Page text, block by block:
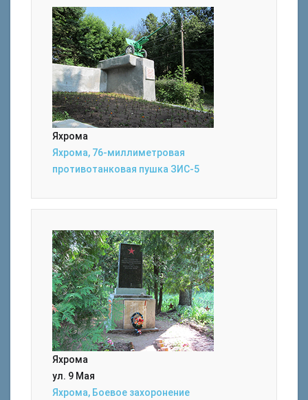
Яхрома
Яхрома, 76-миллиметровая
противотанковая пушка ЗИС-5
Яхрома
ул. 9 Мая
Яхрома, Боевое захоронение